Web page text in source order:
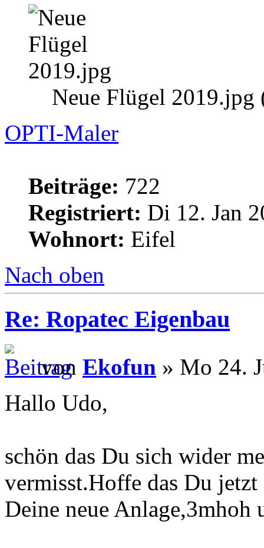
Neue Flügel
OPTI-Maler
Beiträge: 722
Registriert: Di 12. Jan
Wohnort: Eifel
Nach oben
Re: Ropatec Eigenbau
von Ekofun » Mo 24.
Hallo Udo,
schön das Du sich wider
vermisst.Hoffe das Du
Deine neue Anlage,3mhoh